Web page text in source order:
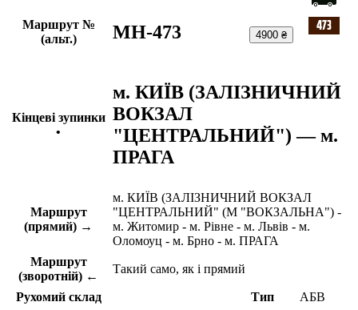
Маршрут №
(альт.)
МН-473 4900 ₴
Кінцеві зупинки
•
м. КИЇВ (ЗАЛІЗНИЧНИЙ
ВОКЗАЛ
"ЦЕНТРАЛЬНИЙ") — м.
ПРАГА
Маршрут
(прямий) →
м. КИЇВ (ЗАЛІЗНИЧНИЙ ВОКЗАЛ
"ЦЕНТРАЛЬНИЙ" (М "ВОКЗАЛЬНА") -
м. Житомир - м. Рівне - м. Львів - м.
Оломоуц - м. Брно - м. ПРАГА
Маршрут
(зворотній) ←
Такий само, як і прямий
Рухомий склад Тип АБВ